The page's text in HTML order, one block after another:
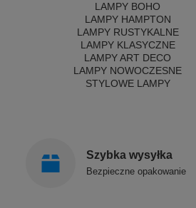
LAMPY BOHO
LAMPY HAMPTON
LAMPY RUSTYKALNE
LAMPY KLASYCZNE
LAMPY ART DECO
LAMPY NOWOCZESNE
STYLOWE LAMPY
Szybka wysyłka
Bezpieczne opakowanie